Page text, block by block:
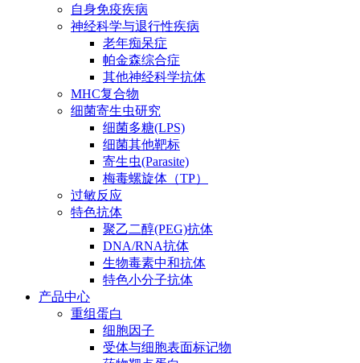
自身免疫疾病
神经科学与退行性疾病
老年痴呆症
帕金森综合症
其他神经科学抗体
MHC复合物
细菌寄生虫研究
细菌多糖(LPS)
细菌其他靶标
寄生虫(Parasite)
梅毒螺旋体（TP）
过敏反应
特色抗体
聚乙二醇(PEG)抗体
DNA/RNA抗体
生物毒素中和抗体
特色小分子抗体
产品中心
重组蛋白
细胞因子
受体与细胞表面标记物